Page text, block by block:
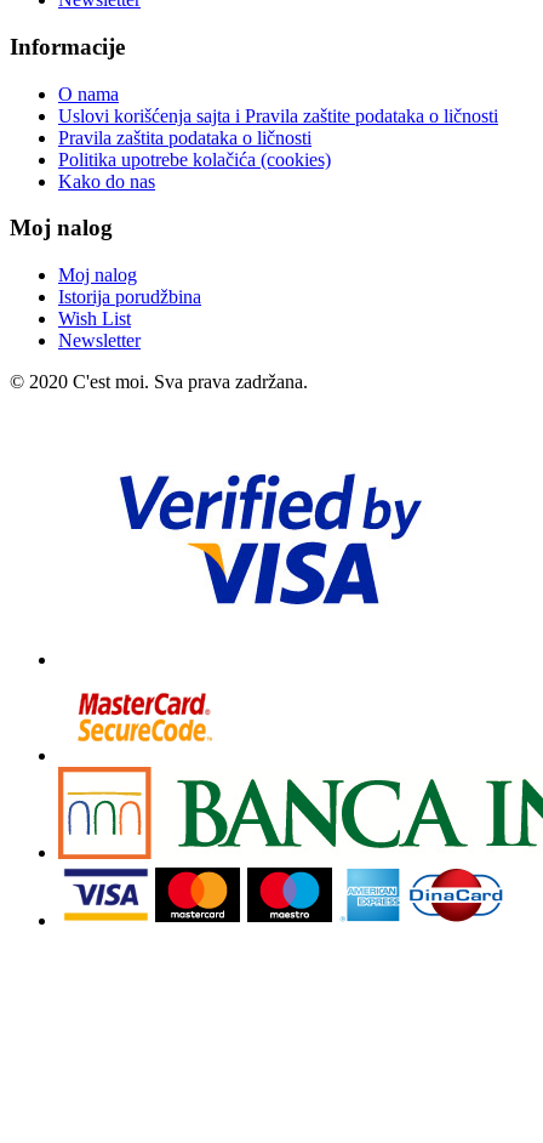
Informacije
O nama
Uslovi korišćenja sajta i Pravila zaštite podataka o ličnosti
Pravila zaštita podataka o ličnosti
Politika upotrebe kolačića (cookies)
Kako do nas
Moj nalog
Moj nalog
Istorija porudžbina
Wish List
Newsletter
© 2020 C'est moi. Sva prava zadržana.